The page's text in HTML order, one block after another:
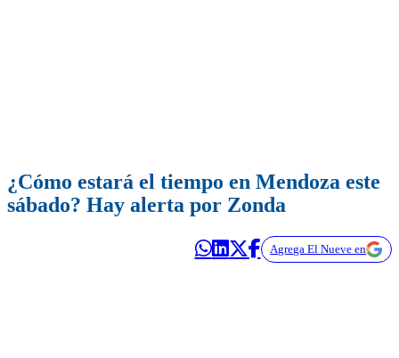
¿Cómo estará el tiempo en Mendoza este
sábado? Hay alerta por Zonda
Agrega El Nueve en